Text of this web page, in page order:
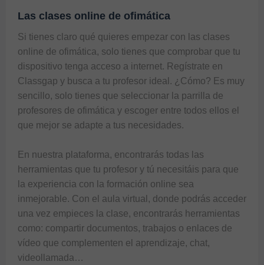
Las clases online de ofimática
Si tienes claro qué quieres empezar con las clases
online de ofimática, solo tienes que comprobar que tu
dispositivo tenga acceso a internet. Regístrate en
Classgap y busca a tu profesor ideal. ¿Cómo? Es muy
sencillo, solo tienes que seleccionar la parrilla de
profesores de ofimática y escoger entre todos ellos el
que mejor se adapte a tus necesidades.
En nuestra plataforma, encontrarás todas las
herramientas que tu profesor y tú necesitáis para que
la experiencia con la formación online sea
inmejorable. Con el aula virtual, donde podrás acceder
una vez empieces la clase, encontrarás herramientas
como: compartir documentos, trabajos o enlaces de
vídeo que complementen el aprendizaje, chat,
videollamada…